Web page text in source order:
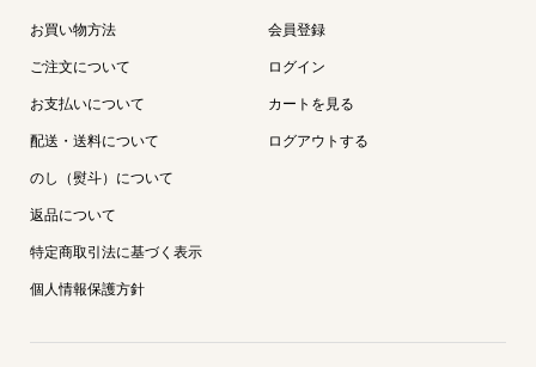
お買い物方法
ご注文について
お支払いについて
配送・送料について
のし（熨斗）について
返品について
特定商取引法に基づく表示
個人情報保護方針
会員登録
ログイン
カートを見る
ログアウトする